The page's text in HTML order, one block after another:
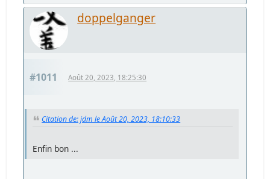
doppelganger
#1011 Août 20, 2023, 18:25:30
Citation de: jdm le Août 20, 2023, 18:10:33
Enfin bon ...